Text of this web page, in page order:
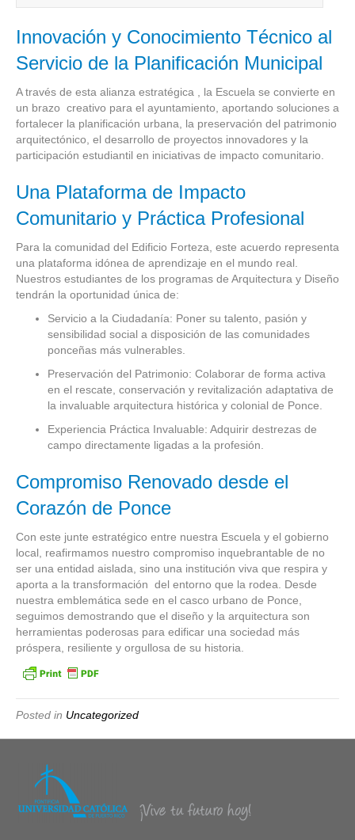
Innovación y Conocimiento Técnico al
Servicio de la Planificación Municipal
A través de esta alianza estratégica , la Escuela se convierte en
un brazo creativo para el ayuntamiento, aportando soluciones a
fortalecer la planificación urbana, la preservación del patrimonio
arquitectónico, el desarrollo de proyectos innovadores y la
participación estudiantil en iniciativas de impacto comunitario.
Una Plataforma de Impacto
Comunitario y Práctica Profesional
Para la comunidad del Edificio Forteza, este acuerdo representa
una plataforma idónea de aprendizaje en el mundo real.
Nuestros estudiantes de los programas de Arquitectura y Diseño
tendrán la oportunidad única de:
Servicio a la Ciudadanía: Poner su talento, pasión y
sensibilidad social a disposición de las comunidades
ponceñas más vulnerables.
Preservación del Patrimonio: Colaborar de forma activa
en el rescate, conservación y revitalización adaptativa de
la invaluable arquitectura histórica y colonial de Ponce.
Experiencia Práctica Invaluable: Adquirir destrezas de
campo directamente ligadas a la profesión.
Compromiso Renovado desde el
Corazón de Ponce
Con este junte estratégico entre nuestra Escuela y el gobierno
local, reafirmamos nuestro compromiso inquebrantable de no
ser una entidad aislada, sino una institución viva que respira y
aporta a la transformación del entorno que la rodea. Desde
nuestra emblemática sede en el casco urbano de Ponce,
seguimos demostrando que el diseño y la arquitectura son
herramientas poderosas para edificar una sociedad más
próspera, resiliente y orgullosa de su historia.
Posted in Uncategorized